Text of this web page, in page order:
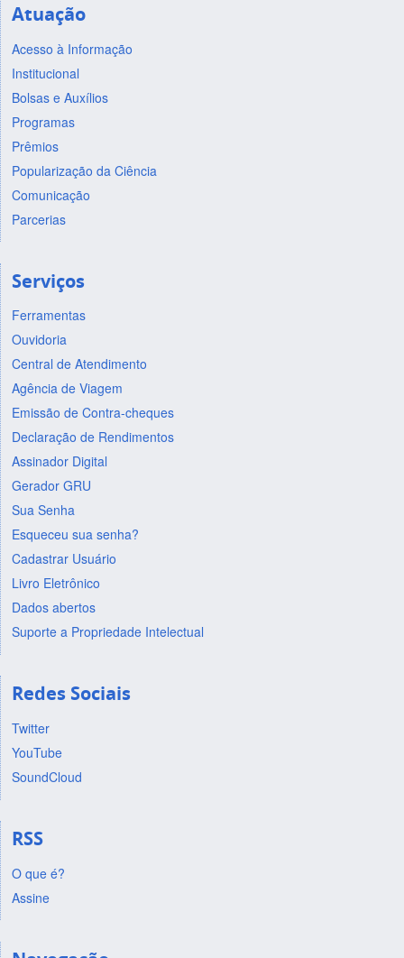
Atuação
Acesso à Informação
Institucional
Bolsas e Auxílios
Programas
Prêmios
Popularização da Ciência
Comunicação
Parcerias
Serviços
Ferramentas
Ouvidoria
Central de Atendimento
Agência de Viagem
Emissão de Contra-cheques
Declaração de Rendimentos
Assinador Digital
Gerador GRU
Sua Senha
Esqueceu sua senha?
Cadastrar Usuário
Livro Eletrônico
Dados abertos
Suporte a Propriedade Intelectual
Redes Sociais
Twitter
YouTube
SoundCloud
RSS
O que é?
Assine